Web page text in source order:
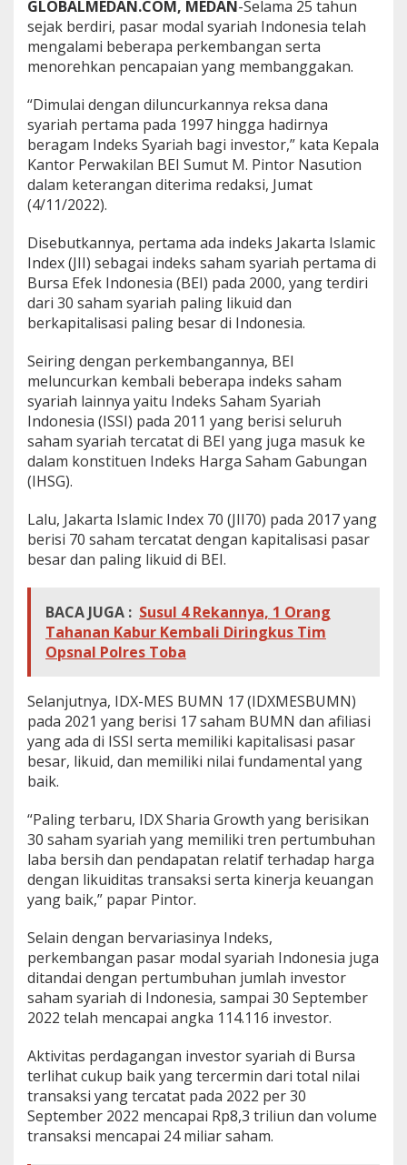
GLOBALMEDAN.COM, MEDAN-Selama 25 tahun
sejak berdiri, pasar modal syariah Indonesia telah
mengalami beberapa perkembangan serta
menorehkan pencapaian yang membanggakan.
“Dimulai dengan diluncurkannya reksa dana
syariah pertama pada 1997 hingga hadirnya
beragam Indeks Syariah bagi investor,” kata Kepala
Kantor Perwakilan BEI Sumut M. Pintor Nasution
dalam keterangan diterima redaksi, Jumat
(4/11/2022).
Disebutkannya, pertama ada indeks Jakarta Islamic
Index (JII) sebagai indeks saham syariah pertama di
Bursa Efek Indonesia (BEI) pada 2000, yang terdiri
dari 30 saham syariah paling likuid dan
berkapitalisasi paling besar di Indonesia.
Seiring dengan perkembangannya, BEI
meluncurkan kembali beberapa indeks saham
syariah lainnya yaitu Indeks Saham Syariah
Indonesia (ISSI) pada 2011 yang berisi seluruh
saham syariah tercatat di BEI yang juga masuk ke
dalam konstituen Indeks Harga Saham Gabungan
(IHSG).
Lalu, Jakarta Islamic Index 70 (JII70) pada 2017 yang
berisi 70 saham tercatat dengan kapitalisasi pasar
besar dan paling likuid di BEI.
BACA JUGA : Susul 4 Rekannya, 1 Orang
Tahanan Kabur Kembali Diringkus Tim
Opsnal Polres Toba
Selanjutnya, IDX-MES BUMN 17 (IDXMESBUMN)
pada 2021 yang berisi 17 saham BUMN dan afiliasi
yang ada di ISSI serta memiliki kapitalisasi pasar
besar, likuid, dan memiliki nilai fundamental yang
baik.
“Paling terbaru, IDX Sharia Growth yang berisikan
30 saham syariah yang memiliki tren pertumbuhan
laba bersih dan pendapatan relatif terhadap harga
dengan likuiditas transaksi serta kinerja keuangan
yang baik,” papar Pintor.
Selain dengan bervariasinya Indeks,
perkembangan pasar modal syariah Indonesia juga
ditandai dengan pertumbuhan jumlah investor
saham syariah di Indonesia, sampai 30 September
2022 telah mencapai angka 114.116 investor.
Aktivitas perdagangan investor syariah di Bursa
terlihat cukup baik yang tercermin dari total nilai
transaksi yang tercatat pada 2022 per 30
September 2022 mencapai Rp8,3 triliun dan volume
transaksi mencapai 24 miliar saham.